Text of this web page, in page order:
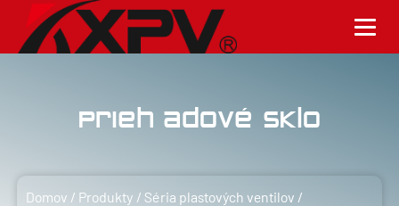
Priehľadové sklo
Domov / Produkty /Séria plastových ventilov /